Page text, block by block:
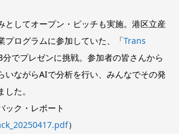
としてオープン・ピッチも実施。港区立産
プログラムに参加していた、「Trans
分でプレゼンに挑戦。参加者の皆さんから
いながらAIで分析を行い、みんなでその発
た。
ック・レポート
）